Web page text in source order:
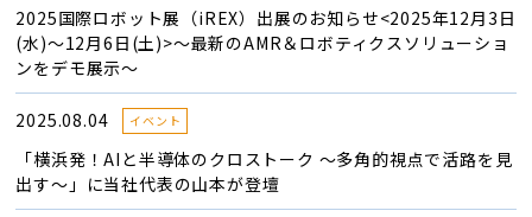
2025国際ロボット展（iREX）出展のお知らせ<2025年12月3日
(水)～12月6日(土)>～最新のAMR＆ロボティクスソリューショ
ンをデモ展示～
2025.08.04 イベント
「横浜発！AIと半導体のクロストーク ～多角的視点で活路を見
出す～」に当社代表の山本が登壇